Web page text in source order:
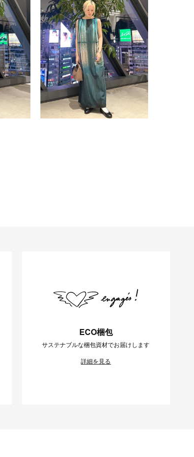
ECO梱包
サステナブルな梱包資材でお届けします
詳細を見る